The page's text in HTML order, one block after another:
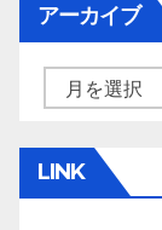
アーカイブ
LINK